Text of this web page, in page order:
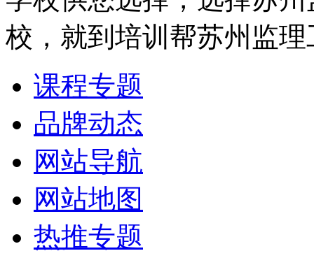
校，就到培训帮苏州监
课程专题
品牌动态
网站导航
网站地图
热推专题